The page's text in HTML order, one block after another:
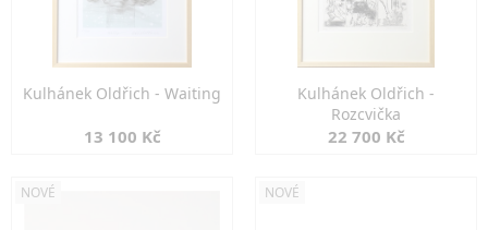
Kulhánek Oldřich - Waiting
13 100 Kč
Kulhánek Oldřich -
Rozcvička
22 700 Kč
NOVÉ NOVÉ